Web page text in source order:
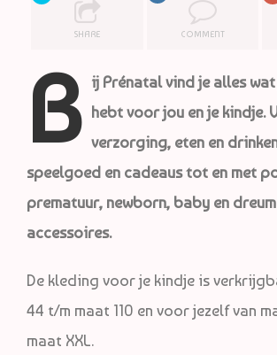
SHARE COMMENT
B ij Prénatal vind je alles
hebt voor jou en je kindje.
verzorging, eten en
speelgoed en cadeaus tot en met
prematuur, newborn, baby en
accessoires.
De kleding voor je kindje is
44 t/m maat 110 en voor jezelf van
maat XXL.